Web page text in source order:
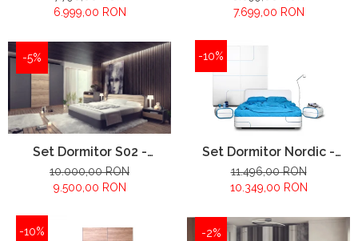
6.999,00 RON
7.699,00 RON
-5%
Set Dormitor S02 -
configuratie propusa:
10.000,00 RON
9.500,00 RON
-10%
Set Dormitor Nordic -
configuratie propusa:
11.496,00 RON
10.349,00 RON
-10% -2%